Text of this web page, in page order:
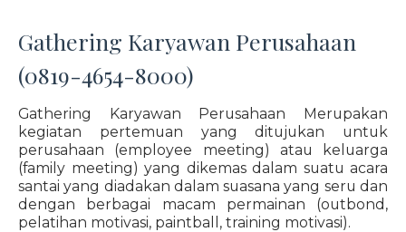
Gathering Karyawan Perusahaan
(0819-4654-8000)
Gathering Karyawan Perusahaan Merupakan
kegiatan pertemuan yang ditujukan untuk
perusahaan (employee meeting) atau keluarga
(family meeting) yang dikemas dalam suatu acara
santai yang diadakan dalam suasana yang seru dan
dengan berbagai macam permainan (outbond,
pelatihan motivasi, paintball, training motivasi).